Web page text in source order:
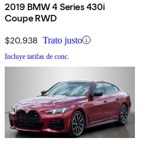
2019 BMW 4 Series 430i
Coupe RWD
$20,938 Trato justo
Incluye tarifas de conc.